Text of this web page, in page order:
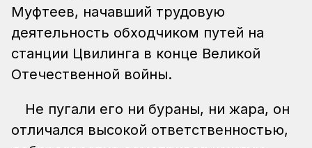
Муфтеев, начавший трудовую
деятельность обходчиком путей на
станции Цвилинга в конце Великой
Отечественной войны.
Не пугали его ни бураны, ни жара, он
отличался высокой ответственностью,